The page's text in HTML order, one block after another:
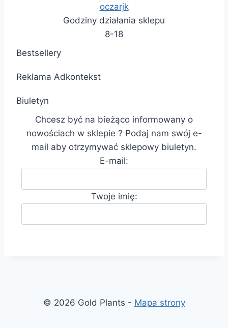
oczarjk
Godziny działania sklepu
8-18
Bestsellery
Reklama Adkontekst
Biuletyn
Chcesz być na bieżąco informowany o
nowościach w sklepie ? Podaj nam swój e-
mail aby otrzymywać sklepowy biuletyn.
E-mail:
Twoje imię:
© 2026 Gold Plants - Mapa strony